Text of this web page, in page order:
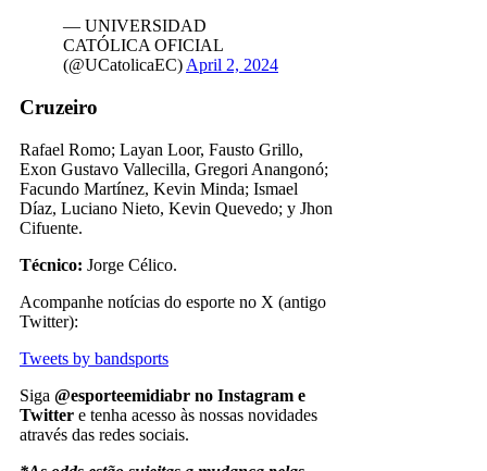
— UNIVERSIDAD
CATÓLICA OFICIAL
(@UCatolicaEC) April 2, 2024
Cruzeiro
Rafael Romo; Layan Loor, Fausto Grillo,
Exon Gustavo Vallecilla, Gregori Anangonó;
Facundo Martínez, Kevin Minda; Ismael
Díaz, Luciano Nieto, Kevin Quevedo; y Jhon
Cifuente.
Técnico: Jorge Célico.
Acompanhe notícias do esporte no X (antigo
Twitter):
Tweets by bandsports
Siga @esporteemidiabr no Instagram e
Twitter e tenha acesso às nossas novidades
através das redes sociais.